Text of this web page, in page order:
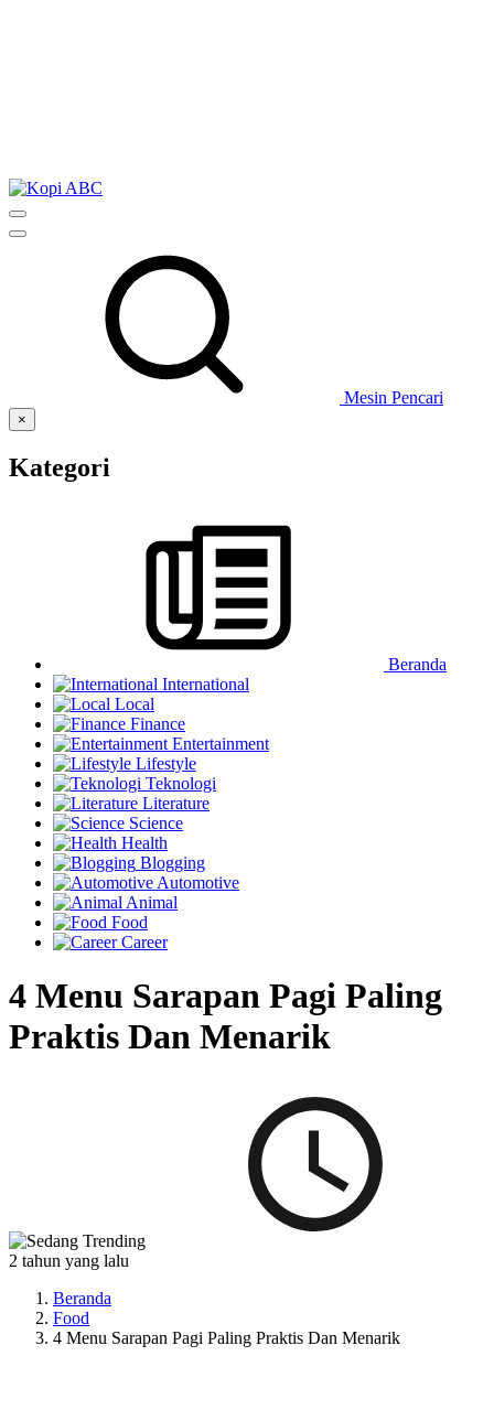
Mesin Pencari
×
Kategori
Beranda
International
Local
Finance
Entertainment
Lifestyle
Teknologi
Literature
Science
Health
Blogging
Automotive
Animal
Food
Career
4 Menu Sarapan Pagi Paling
Praktis Dan Menarik
2 tahun yang lalu
Beranda
Food
4 Menu Sarapan Pagi Paling Praktis Dan Menarik